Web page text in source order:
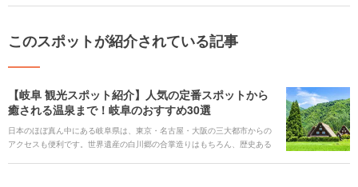
このスポットが紹介されている記事
【岐阜 観光スポット紹介】人気の定番スポットから
癒される温泉まで！岐阜のおすすめ30選
日本のほぼ真ん中にある岐阜県は、東京・名古屋・大阪の三大都市からの
アクセスも便利です。世界遺産の白川郷の合掌造りはもちろん、歴史ある